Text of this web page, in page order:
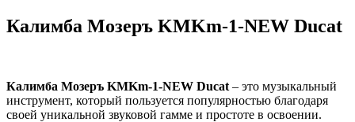
Калимба Мозеръ KMKm-1-NEW Ducat
Калимба Мозеръ KMKm-1-NEW Ducat – это музыкальный
инструмент, который пользуется популярностью благодаря
своей уникальной звуковой гамме и простоте в освоении.